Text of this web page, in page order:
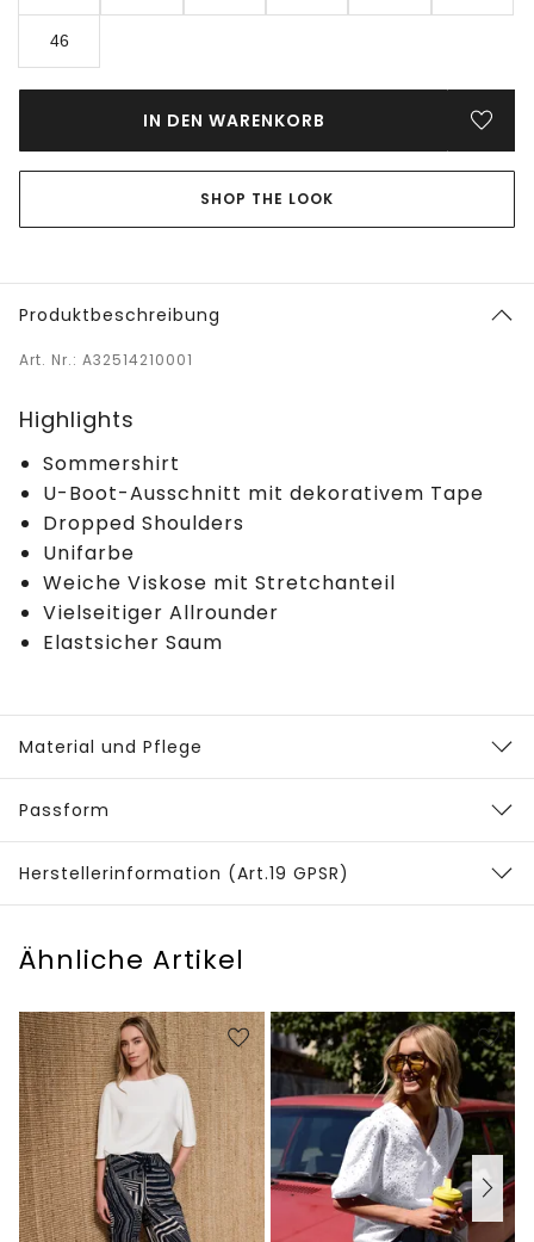
46
IN DEN WARENKORB
SHOP THE LOOK
Produktbeschreibung
Art. Nr.: A32514210001
Highlights
Sommershirt
U-Boot-Ausschnitt mit dekorativem Tape
Dropped Shoulders
Unifarbe
Weiche Viskose mit Stretchanteil
Vielseitiger Allrounder
Elastsicher Saum
Material und Pflege
Passform
Herstellerinformation (Art.19 GPSR)
Ähnliche Artikel